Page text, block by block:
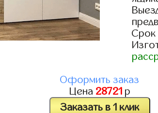
Срок
Оформить заказ
Цена 28721 р
Заказать в 1 клик